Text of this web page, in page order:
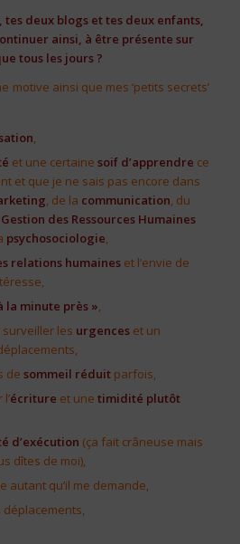
deux blogs et tes deux enfants,
ainsi, à être présente sur
tous les jours ?
motive ainsi que mes ‘petits secrets’
,
et une certaine soif d’apprendre ce
et que je ne sais pas encore dans
, de la communication, du
Gestion des Ressources Humaines
psychosociologie,
relations humaineset l’envie de
la minute près »,
surveiller les urgenceset un
de sommeil réduit parfois,
écriture et une timidité plutôt
d’exécution (ça fait crâneuse mais
dîtes de moi),
autant qu’il me demande,
déplacements,